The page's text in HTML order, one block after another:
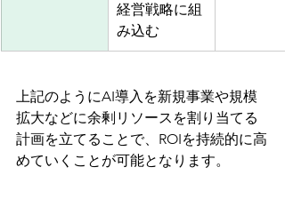
経営戦略に組
み込む
上記のようにAI導入を新規事業や規模
拡大などに余剰リソースを割り当てる
計画を立てることで、ROIを持続的に高
めていくことが可能となります。